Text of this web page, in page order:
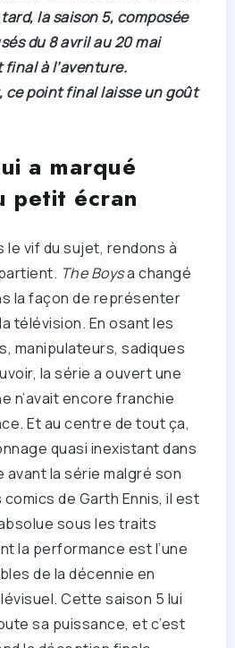
la saison 5, composée
du 8 avril au 20 mai
à l’aventure.
ce point final laisse un goût
a marqué
petit écran
le vif du sujet, rendons à
The Boysa changé
la façon de représenter
télévision. En osant les
manipulateurs, sadiques
la série a ouvert une
n’avait encore franchie
Et au centre de tout ça,
quasi inexistant dans
la série malgré son
de Garth Ennis, il est
sous les traits
la performance est l’une
de la décennie en
Cette saison 5 lui
sa puissance, et c’est